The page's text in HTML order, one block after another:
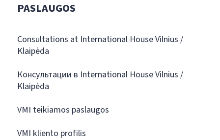
PASLAUGOS
Consultations at International House Vilnius /
Klaipėda
Консультации в International House Vilnius /
Klaipėda
VMI teikiamos paslaugos
VMI kliento profilis